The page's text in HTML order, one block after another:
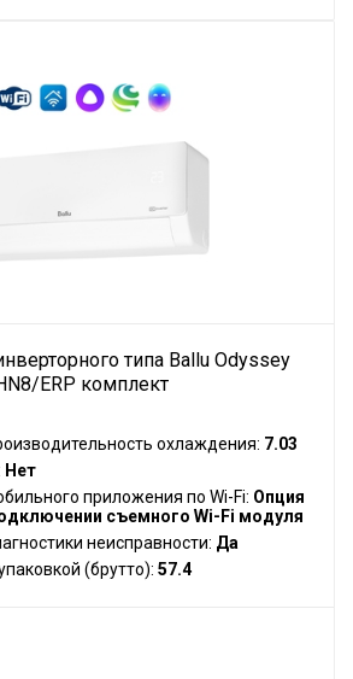
типа Ballu Odyssey
ERP комплект
охлаждения: 7.03
Нет
приложения по Wi-Fi: Опция
съемного Wi-Fi модуля
неисправности: Да
(брутто): 57.4